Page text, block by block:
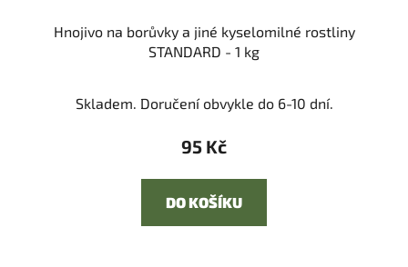
Hnojivo na borůvky a jiné kyselomilné rostliny
STANDARD - 1 kg
Skladem. Doručení obvykle do 6-10 dní.
95 Kč
DO KOŠÍKU